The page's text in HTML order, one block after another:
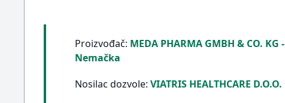
Proizvođač: MEDA PHARMA GMBH & CO. KG -
Nemačka
Nosilac dozvole: VIATRIS HEALTHCARE D.O.O.